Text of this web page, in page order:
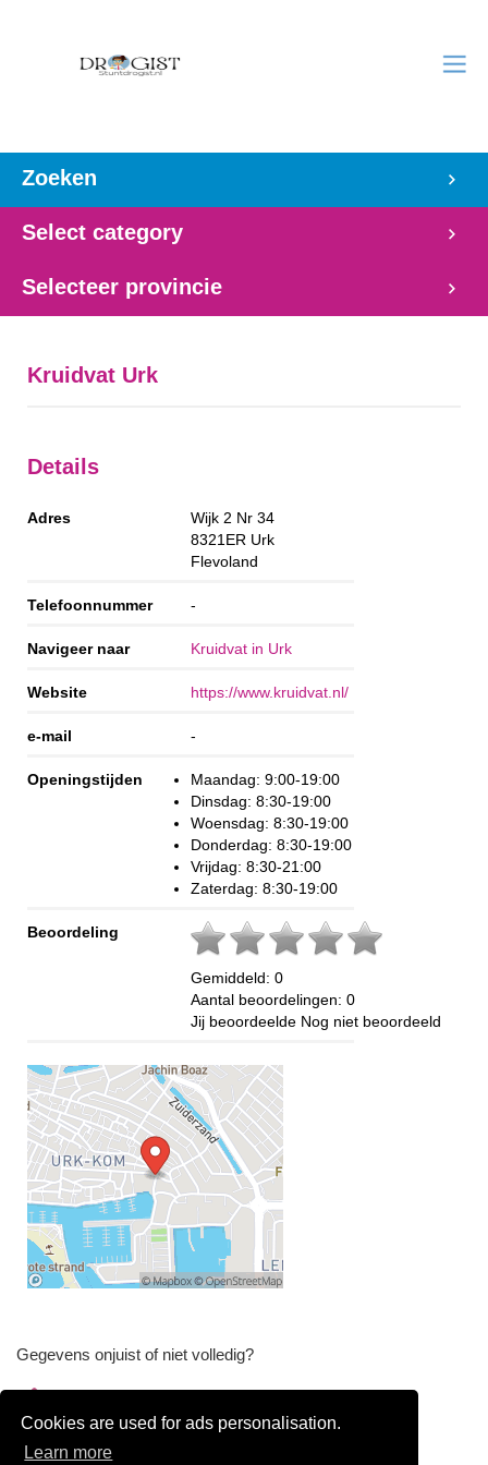
Cookies are used for ads personalisation.
Learn more
Zoeken
Select category
Selecteer provincie
Kruidvat Urk
Details
Adres
Wijk 2 Nr 34
8321ER Urk
Flevoland
Telefoonnummer -
Navigeer naar Kruidvat in Urk
Website https://www.kruidvat.nl/
e-mail -
Openingstijden
Maandag: 9:00-19:00
Dinsdag: 8:30-19:00
Woensdag: 8:30-19:00
Donderdag: 8:30-19:00
Vrijdag: 8:30-21:00
Zaterdag: 8:30-19:00
Beoordeling
Gemiddeld: 0
Aantal beoordelingen: 0
Jij beoordeelde Nog niet beoordeeld
Gegevens onjuist of niet volledig?